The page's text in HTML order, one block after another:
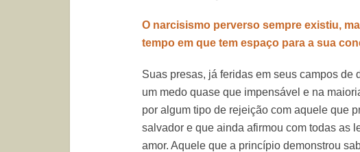
O narcisismo perverso sempre existiu,
tempo em que tem espaço para a sua
Suas presas, já feridas em seus campos
um medo quase que impensável e na
por algum tipo de rejeição com aquele que
salvador e que ainda afirmou com todas as
amor. Aquele que a princípio demonstrou